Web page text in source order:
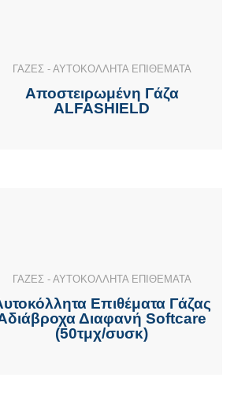
ΓΑΖΕΣ - ΑΥΤΟΚΟΛΛΗΤΑ ΕΠΙΘΕΜΑΤΑ
Αποστειρωμένη Γάζα
ALFASHIELD
ΓΑΖΕΣ - ΑΥΤΟΚΟΛΛΗΤΑ ΕΠΙΘΕΜΑΤΑ
Επιθέματα Γάζας
Διαφανή Softcare
(50τμχ/συσκ)